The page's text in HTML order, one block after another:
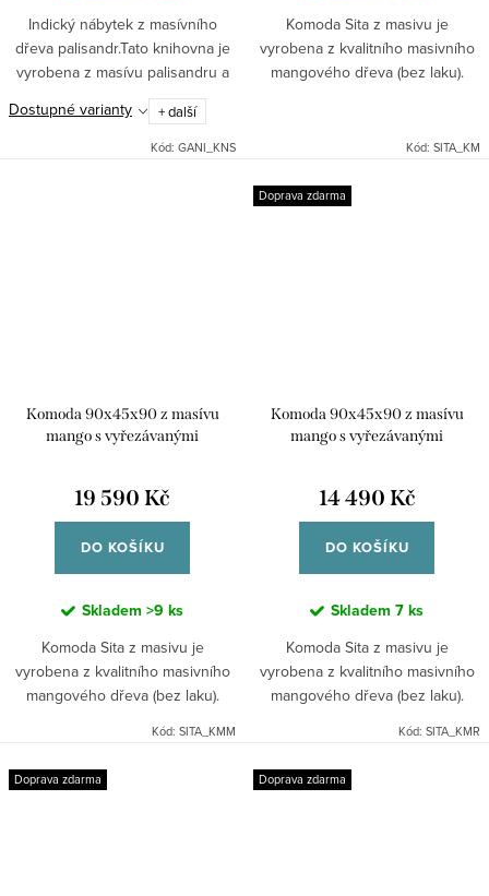
Indický nábytek z masívního
dřeva palisandr.Tato knihovna je
vyrobena z masívu palisandru a
lze ji dodat v 7 různých
odstínech. Při objednávce nutné
upřesnit odstín.
Dostupné varianty + další
Kód: GANI_KNS
Komoda Sita z masivu je
vyrobena z kvalitního masivního
mangového dřeva (bez laku).
Kód: SITA_KM
Komoda 90x45x90 z masívu
mango s vyřezávanými
19 590 Kč
DO KOŠÍKU
Skladem >9 ks
Komoda Sita z masivu je
vyrobena z kvalitního masivního
mangového dřeva (bez laku).
Kód: SITA_KMM
Doprava zdarma
Komoda 90x45x90 z masívu
mango s vyřezávanými
14 490 Kč
DO KOŠÍKU
Skladem 7 ks
Komoda Sita z masivu je
vyrobena z kvalitního masivního
mangového dřeva (bez laku).
Kód: SITA_KMR
Doprava zdarma Doprava zdarma